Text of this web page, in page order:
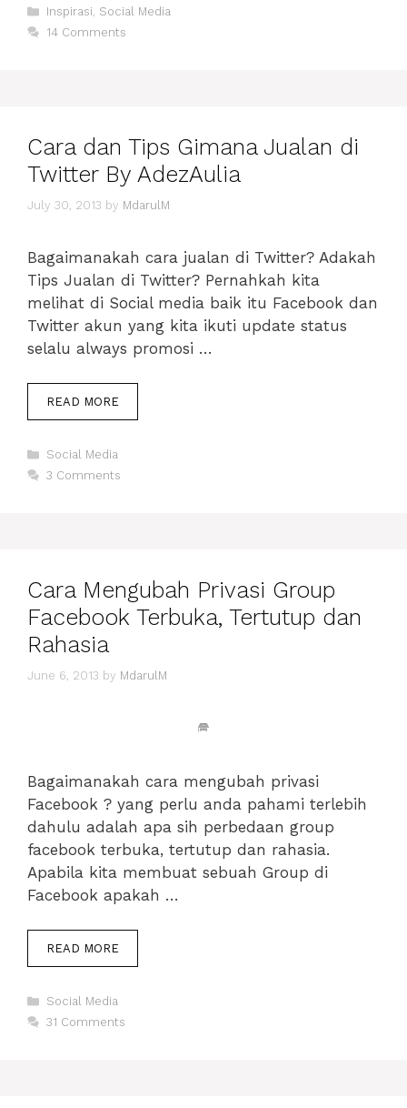
PERBEDAAN
TWITTER
Categories
Inspirasi, Social Media
14 Comments
Cara dan Tips Gimana Jualan di
Twitter By AdezAulia
July 30, 2013 by MdarulM
Bagaimanakah cara jualan di Twitter? Adakah
Tips Jualan di Twitter? Pernahkah kita
melihat di Social media baik itu Facebook dan
Twitter akun yang kita ikuti update status
selalu always promosi …
READ MORE
DAN
JUALAN
Categories
Social Media
3 Comments
Cara Mengubah Privasi Group
Facebook Terbuka, Tertutup dan
Rahasia
June 6, 2013 by MdarulM
Bagaimanakah cara mengubah privasi
Facebook ? yang perlu anda pahami terlebih
dahulu adalah apa sih perbedaan group
facebook terbuka, tertutup dan rahasia.
Apabila kita membuat sebuah Group di
Facebook apakah …
READ MORE
MENGUBAH
FACEBOOK
Categories
Social Media
31 Comments